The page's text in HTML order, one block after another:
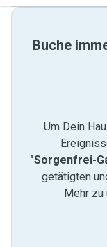
Buche
Um Dein
"Sorgenfrei-
getätigten
Mehr zu